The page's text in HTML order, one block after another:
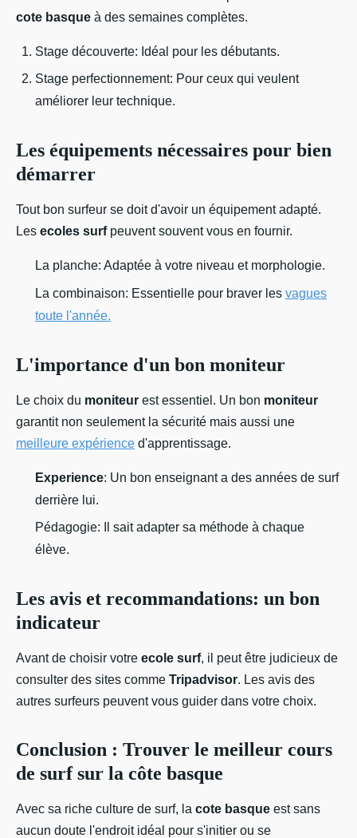
cote basque à des semaines complètes.
Stage découverte: Idéal pour les débutants.
Stage perfectionnement: Pour ceux qui veulent
améliorer leur technique.
Les équipements nécessaires pour bien
démarrer
Tout bon surfeur se doit d'avoir un équipement adapté.
Les ecoles surfpeuvent souvent vous en fournir.
La planche: Adaptée à votre niveau et morphologie.
La combinaison: Essentielle pour braver les vagues
toute l'année.
L'importance d'un bon moniteur
Le choix du moniteur est essentiel. Un bon moniteur
garantit non seulement la sécurité mais aussi une
meilleure expérience d'apprentissage.
Experience: Un bon enseignant a des années de surf
derrière lui.
Pédagogie: Il sait adapter sa méthode à chaque
élève.
Les avis et recommandations: un bon
indicateur
Avant de choisir votre ecole surf, il peut être judicieux de
consulter des sites comme Tripadvisor. Les avis des
autres surfeurs peuvent vous guider dans votre choix.
Conclusion : Trouver le meilleur cours
de surf sur la côte basque
Avec sa riche culture de surf, la cote basque est sans
aucun doute l'endroit idéal pour s'initier ou se